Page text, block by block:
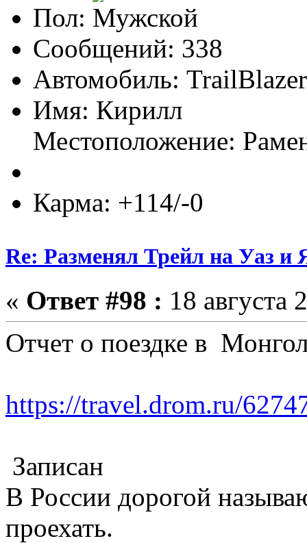
Пол:
Сообщений: 338
Автомобиль:
Имя: Кирилл
Местоположение:
Карма: +114/-0
Re: Разменял Трейл на Уаз и
« Ответ #98 : 18 августа
Отчет о поездке в
https://travel.drom.ru/
Записан
В России дорогой
проехать.